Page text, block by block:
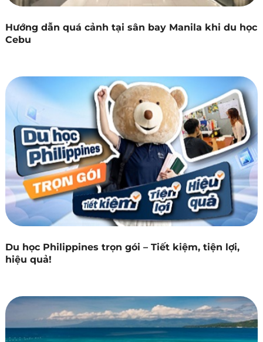
Hướng dẫn quá cảnh tại sân bay Manila khi du học
Cebu
Du học Philippines trọn gói – Tiết kiệm, tiện lợi,
hiệu quả!